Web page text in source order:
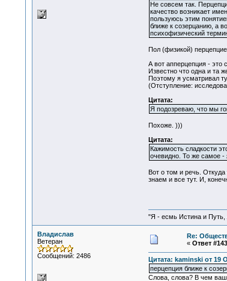
Не совсем так.
качество возникает
пользуюсь этим
ближе к созерцанию, а
психофизический
Пол (физикой)
А вот апперцепция - это
Известно что одна и та
Поэтому я усматривал
(Отступление:
Цитата:
Я подозреваю, что мы
Похоже. )))
Цитата:
Кажимость сладкости
очевидно. То же самое
Вот о том и речь.
знаем и все тут. И,
"Я - есмь Истина и
Владислав
Ветеран
Сообщений: 2486
Re:
« Ответ
Цитата: kaminski от 19
перцепция ближе к
Слова, слова? В чем